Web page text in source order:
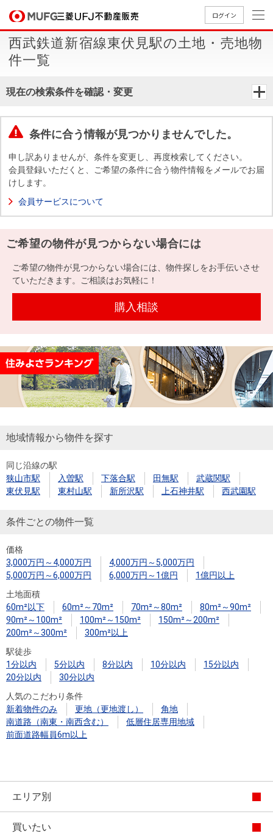
ログイン
買いたいTOP
中古
マン
ンを
探す
築・
一戸
建て
す
用
物
件
を
す
件を
探す
購入向け
サービス
住宅ロー
ンシミュ
住まい1プ
ラス（お
暮らしの
税金の本
（電子ブ
ック）
ド
売りたいTOP
無
料
定
却
談
売却
金額
試算
売却向け
周辺相場
住まい1プ
住まいと
暮らしの
税金の本
売却ガイ
ド
店舗案内TOP
店舗のご
案内（首
案内（名
案内（関
会社情報TOP
ごあいさ
つ
要
Way
経営ビジ
ョン
組織図
役員一
沿革
本社地
図
（電子ブ
ック版）
採用情報TOP
新卒採用
情報
採用情報
買いたい
売りたい
店舗案内
会社情報
採用情報
提携企業にお勤めの方
閉じる
西武鉄道新宿線東伏見駅の土地・売地物
件一覧
現在の検索条件を確認・変更
条件に合う情報が見つかりませんでした。
申し訳ありませんが、条件を変更し、再度検索してください。
会員登録いただくと、ご希望の条件に合う物件情報をメールでお届
けします。
会員サービスについて
ご希望の物件が見つからない場合には
ご希望の物件が見つからない場合には、物件探しをお手伝いさせ
ていただきます。ご相談はお気軽に！
購入相談
地域情報から物件を探す
同じ沿線の駅
狭山市駅
入曽駅 下落合駅 田無駅
武蔵関駅
東伏見駅
東村山駅 新所沢駅 上石神井駅 西武園駅
条件ごとの物件一覧
価格
3,000万円～4,000万円
4,000万円～5,000万円
5,000万円～6,000万円
6,000万円～1億円
1億円以上
土地面積
60m²以下
60m²～70m² 70m²～80m²
80m²～90m²
90m²～100m²
100m²～150m²
150m²～200m²
200m²～300m²
300m²以上
駅徒歩
1分以内
5分以内 8分以内 10分以内
15分以内
20分以内
30分以内
人気のこだわり条件
新着物件のみ
更地（更地渡し）
角地
南道路（南東・南西含む）
低層住居専用地域
前面道路幅員6m以上
エリア別
買いたい